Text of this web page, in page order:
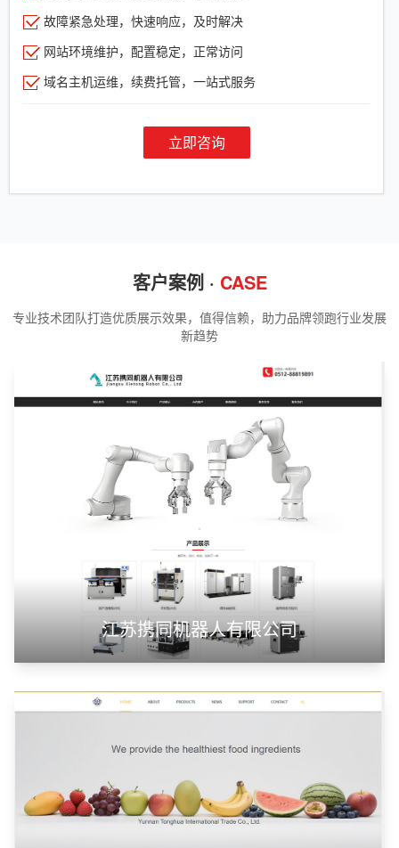
故障紧急处理，快速响应，及时解决
网站环境维护，配置稳定，正常访问
域名主机运维，续费托管，一站式服务
立即咨询
客户案例 · CASE
专业技术团队打造优质展示效果，值得信赖，助力品牌领跑行业发展
新趋势
江苏携同机器人有限公司